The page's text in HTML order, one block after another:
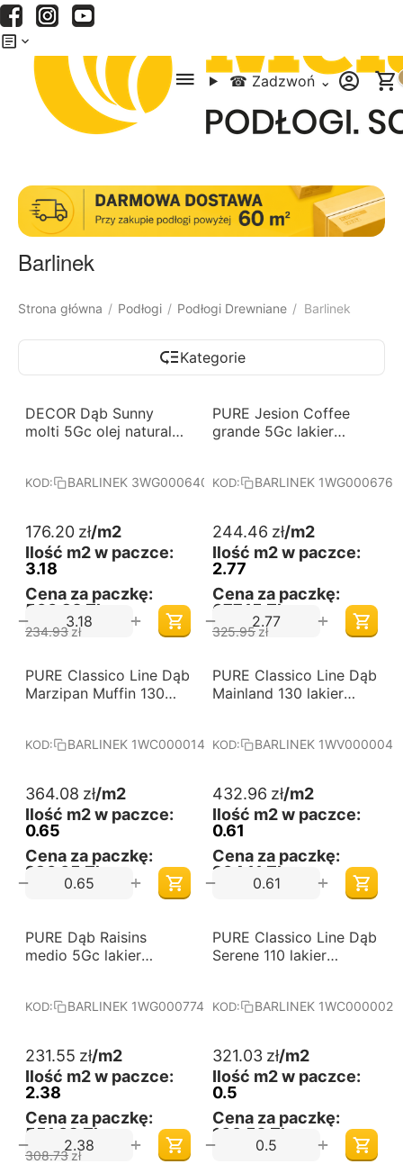
☎ Zadzwoń ⌄
Barlinek
Strona główna / Podłogi / Podłogi Drewniane / Barlinek
Kategorie
-25%
Darmowa dostawa
od 60 m2
DECOR Dąb Sunny
molti 5Gc olej naturalny
KOD: BARLINEK 3WG000640
176.20 zł/m2
Ilość m2 w paczce:
3.18
Cena za paczkę:
560,32 Zł
234.93zł
+
−
-25%
Darmowa dostawa
od 60 m2
PURE Jesion Coffee
grande 5Gc lakier
KOD: BARLINEK 1WG000676
244.46 zł/m2
Ilość m2 w paczce:
2.77
Cena za paczkę:
677,15 Zł
325.95zł
+
−
Darmowa dostawa
od 60 m2
PURE Classico Line Dąb
Marzipan Muffin 130
barlinecka
KOD: BARLINEK 1WC000014
364.08 zł/m2
Ilość m2 w paczce:
0.65
Cena za paczkę:
236,65 Zł
+
−
Darmowa dostawa
od 60 m2
PURE Classico Line Dąb
Mainland 130 lakier
KOD: BARLINEK 1WV000004
432.96 zł/m2
Ilość m2 w paczce:
0.61
Cena za paczkę:
264,11 Zł
+
−
-25%
Darmowa dostawa
od 60 m2
PURE Dąb Raisins
medio 5Gc lakier
KOD: BARLINEK 1WG000774
231.55 zł/m2
Ilość m2 w paczce:
2.38
Cena za paczkę:
551,09 Zł
308.73zł
+
−
Darmowa dostawa
od 60 m2
PURE Classico Line Dąb
Serene 110 lakier
KOD: BARLINEK 1WC000002
321.03 zł/m2
Ilość m2 w paczce:
0.5
Cena za paczkę:
160,52 Zł
+
−